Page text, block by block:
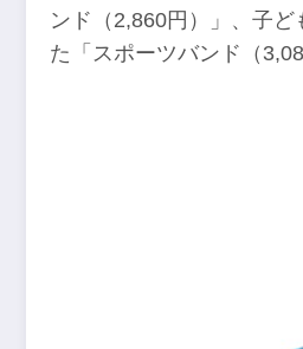
ンド（2,860円）」、子
た「スポーツバンド（